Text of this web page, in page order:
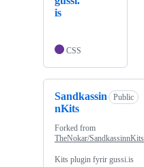
is
CSS
Sandkassin
nKits
Public
Forked from
TheNokar/SandkassinnKits
Kits plugin fyrir gussi.is